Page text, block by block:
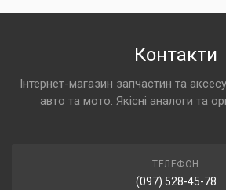
Контакти
Інтернет-магазин запчастин та
авто та мото. Якісні аналоги та
ТЕЛЕФОН
(097) 528-45-78